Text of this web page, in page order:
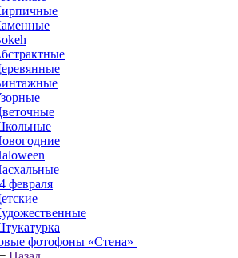
февраля
фотофоны «Стена»